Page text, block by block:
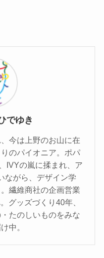
でゆき
今は上野のお山に在
のパイオニア。ポパ
IVYの嵐に揉まれ、ア
ながら、デザイン学
繊維商社の企画営業
グッズづくり40年、
たのしいものをみな
中。